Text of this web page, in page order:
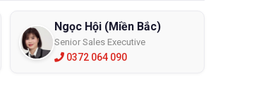
Ngọc Hội (Miền Bắc)
Senior Sales Executive
0372 064 090